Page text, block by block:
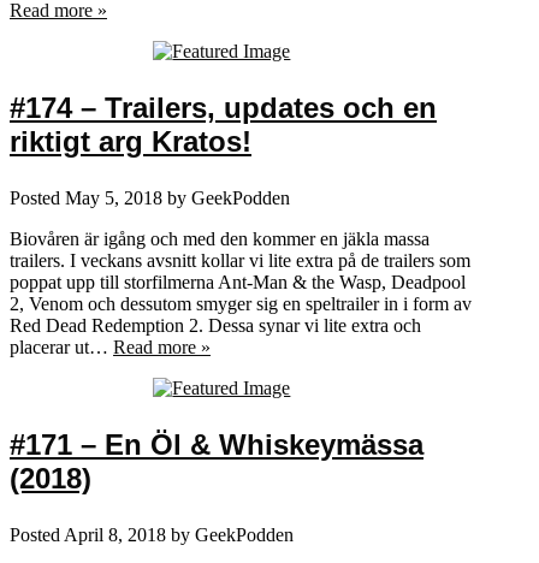
Read more »
#174 – Trailers, updates och en
riktigt arg Kratos!
Posted May 5, 2018 by GeekPodden
Biovåren är igång och med den kommer en jäkla massa
trailers. I veckans avsnitt kollar vi lite extra på de trailers som
poppat upp till storfilmerna Ant-Man & the Wasp, Deadpool
2, Venom och dessutom smyger sig en speltrailer in i form av
Red Dead Redemption 2. Dessa synar vi lite extra och
placerar ut… Read more »
#171 – En Öl & Whiskeymässa
(2018)
Posted April 8, 2018 by GeekPodden